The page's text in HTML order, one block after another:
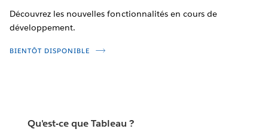
Découvrez les nouvelles fonctionnalités en cours de
développement.
BIENTÔT DISPONIBLE
Qu'est-ce que Tableau ?